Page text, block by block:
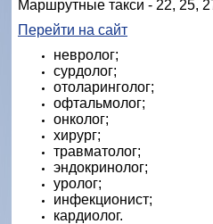
Маршрутные такси - 22, 25,
Перейти на сайт
невролог;
сурдолог;
отоларинголог;
офтальмолог;
онколог;
хирург;
травматолог;
эндокринолог;
уролог;
инфекционист;
кардиолог.